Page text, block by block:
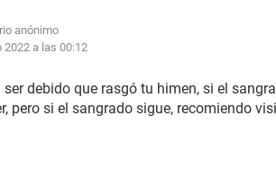
anónimo
2022 a las 00:12
ser debido que rasgó tu himen, si el
pero si el sangrado sigue, recomiendo